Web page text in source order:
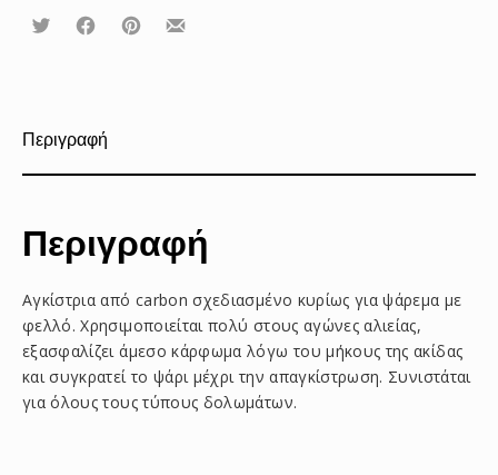
Τουίτα ΜοιραστείτεΜοιραστείτεΜοιραστείτε
Περιγραφή
Περιγραφή
Αγκίστρια από carbon σχεδιασμένο κυρίως για ψάρεμα με
φελλό. Χρησιμοποιείται πολύ στους αγώνες αλιείας,
εξασφαλίζει άμεσο κάρφωμα λόγω του μήκους της ακίδας
και συγκρατεί το ψάρι μέχρι την απαγκίστρωση. Συνιστάται
για όλους τους τύπους δολωμάτων.